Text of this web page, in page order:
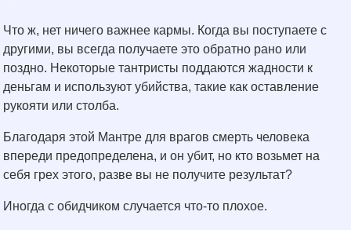
Что ж, нет ничего важнее кармы. Когда вы поступаете с
другими, вы всегда получаете это обратно рано или
поздно. Некоторые тантристы поддаются жадности к
деньгам и используют убийства, такие как оставление
рукояти или столба.
Благодаря этой Мантре для врагов смерть человека
впереди предопределена, и он убит, но кто возьмет на
себя грех этого, разве вы не получите результат?
Иногда с обидчиком случается что-то плохое.